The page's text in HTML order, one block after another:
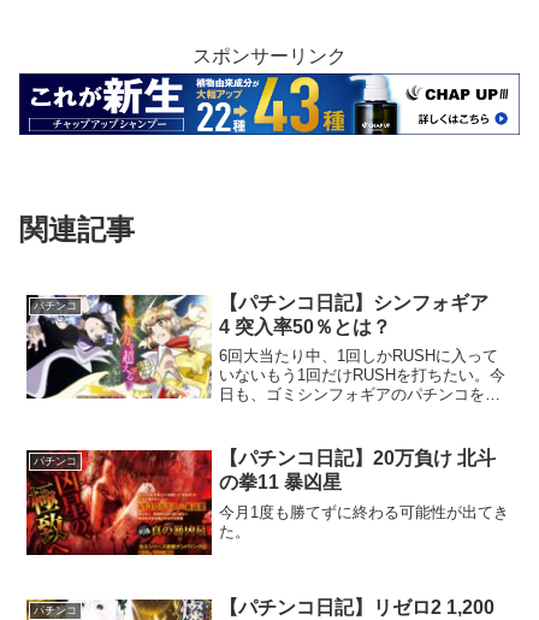
スポンサーリンク
関連記事
パチンコ
【パチンコ日記】シンフォギア
4 突入率50％とは？
6回大当たり中、1回しかRUSHに入って
いないもう1回だけRUSHを打ちたい。今
日も、ゴミシンフォギアのパチンコを打
パチンコ
【パチンコ日記】20万負け 北斗
の拳11 暴凶星
今月1度も勝てずに終わる可能性が出てき
た。
パチンコ
【パチンコ日記】リゼロ2 1,200